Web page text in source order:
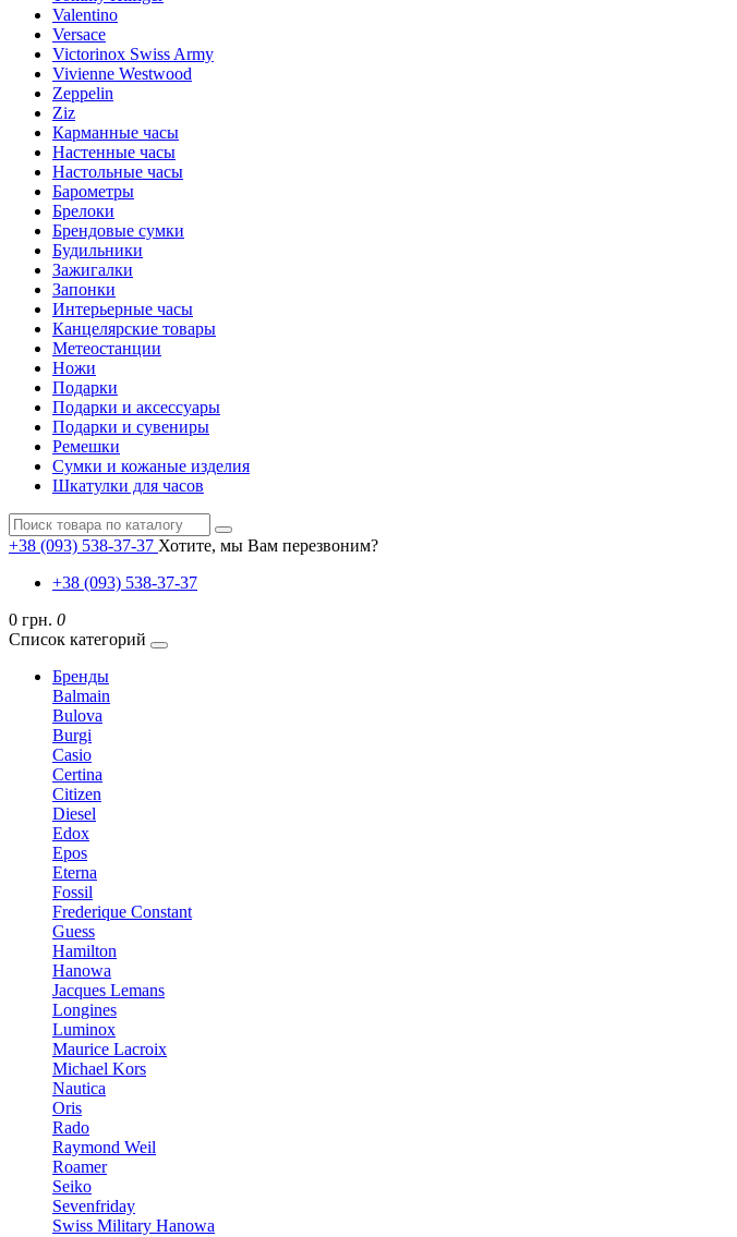
Valentino
Versace
Victorinox Swiss Army
Vivienne Westwood
Zeppelin
Ziz
Карманные часы
Настенные часы
Настольные часы
Барометры
Брелоки
Брендовые сумки
Будильники
Зажигалки
Запонки
Интерьерные часы
Канцелярские товары
Метеостанции
Ножи
Подарки
Подарки и аксессуары
Подарки и сувениры
Ремешки
Сумки и кожаные изделия
Шкатулки для часов
+38 (093) 538-37-37 Хотите, мы Вам перезвоним?
+38 (093) 538-37-37
0 грн. 0
Список категорий
Бренды
Balmain
Bulova
Burgi
Casio
Certina
Citizen
Diesel
Edox
Epos
Eterna
Fossil
Frederique Constant
Guess
Hamilton
Hanowa
Jacques Lemans
Longines
Luminox
Maurice Lacroix
Michael Kors
Nautica
Oris
Rado
Raymond Weil
Roamer
Seiko
Sevenfriday
Swiss Military Hanowa